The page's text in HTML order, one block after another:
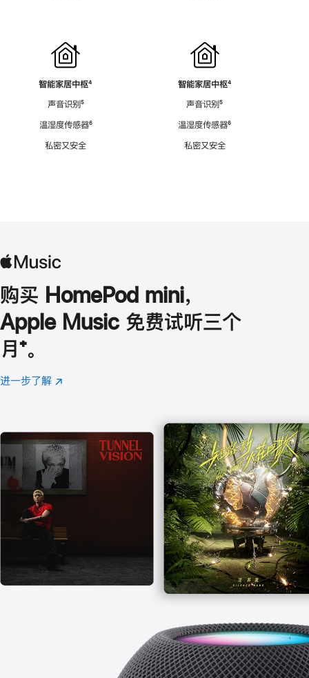
智能家居中枢脚
⁴
声音识别脚
⁵
温湿度传感器脚
⁶
私密又安全
智能家居中枢脚
⁴
声音识别脚
⁵
温湿度传感器脚
⁶
私密又安全
购买 HomePod mini，
Apple Music 免费试听三个
月 脚
注
⁺。
进一步了解 Apple
(在
口
中
打
开)